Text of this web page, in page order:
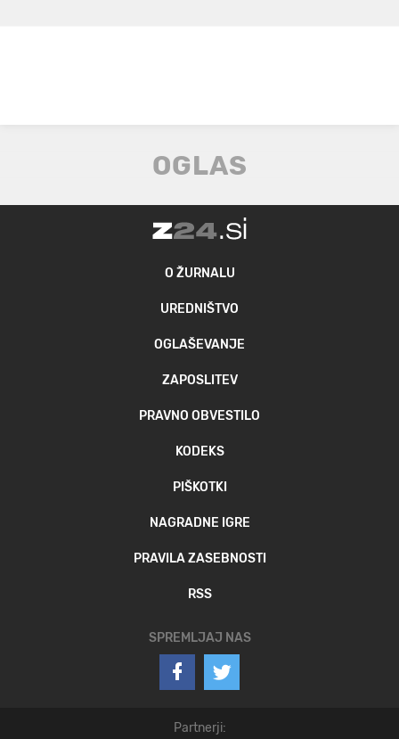
O ŽURNALU
UREDNIŠTVO
OGLAŠEVANJE
ZAPOSLITEV
PRAVNO OBVESTILO
KODEKS
PIŠKOTKI
NAGRADNE IGRE
PRAVILA ZASEBNOSTI
RSS
SPREMLJAJ NAS
Partnerji: